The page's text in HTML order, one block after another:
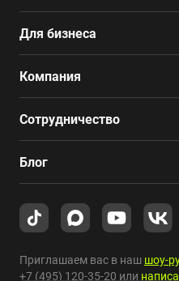
Для бизнеса
Компания
Сотрудничество
Блог
Приглашаем вас в наш шоу-
+7 (495) 120-35-20 или